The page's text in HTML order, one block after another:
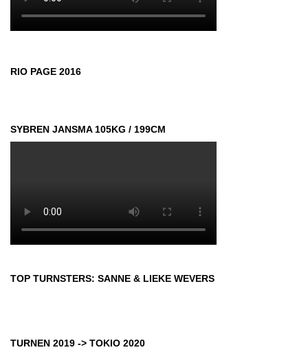
RIO PAGE 2016
SYBREN JANSMA 105KG / 199CM
TOP TURNSTERS: SANNE & LIEKE WEVERS
TURNEN 2019 -> TOKIO 2020